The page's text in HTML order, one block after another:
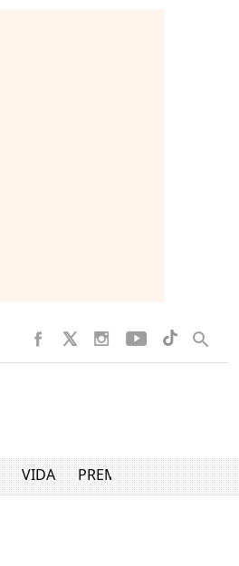
VIDA PREMIUM